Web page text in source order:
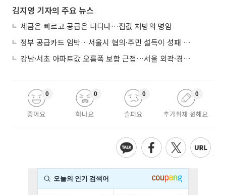
김지영 기자의 주요 뉴스
세금은 빠르고 공급은 더디다…집값 처방의 명암
정부 공급카드 임박…서울시 협의·주민 설득이 성패 가른다
강남·서초 아파트값 오름폭 보합 근접⋯서울 외곽·경기 남부 중심 매수세
좋아요
0
화나요
0
슬퍼요
0
추가취재 원해요
0